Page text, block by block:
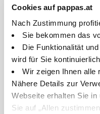
Cookies auf pappas.at
Nach Zustimmung
Sie bekommen das
Die Funktionalität
wird für Sie
Wir zeigen Ihnen alle
Nähere Details zur
Webseite erhalten Sie in
Sie auf „Allen
Mercedes-
4MATIC+
sofort
Exklusives Sondermodell
Ausstattung